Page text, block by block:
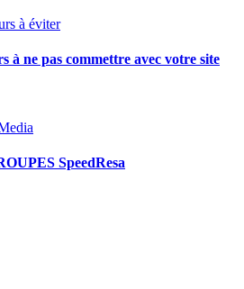
à ne pas commettre avec votre site
SpeedResa